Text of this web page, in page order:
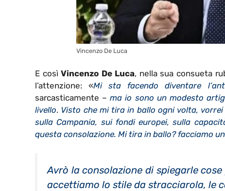
Vincenzo De Luca
E cosìVincenzo De Luca, nella sua consueta
l’attenzione: «Mi sta facendo diventare
sarcasticamente –ma io sono un modesto
livello. Visto che mi tira in ballo ogni volta,
sulla Campania, sui fondi europei, sulla
questa consolazione. Mi tira in ballo? facciamo
Avrò la consolazione di spiegarle
accettiamo lo stile da stracciarola, le